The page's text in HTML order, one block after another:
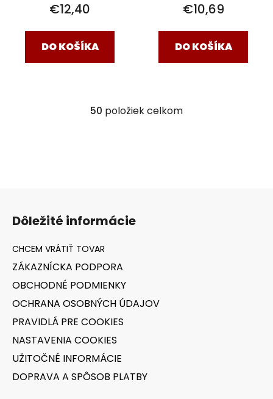
€12,40
DO KOŠÍKA
€10,69
DO KOŠÍKA
O
e
v
u
50 položiek celkom
Dôležité informácie
ZÁKAZNÍCKA PODPORA
OBCHODNÉ PODMIENKY
OCHRANA OSOBNÝCH ÚDAJOV
PRAVIDLÁ PRE COOKIES
NASTAVENIA COOKIES
UŽITOČNÉ INFORMÁCIE
DOPRAVA A SPÔSOB PLATBY